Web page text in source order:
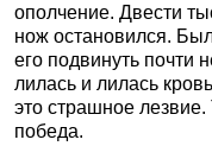
ополчение. Двести
нож остановился.
его подвинуть почти
лилась и лилась
это страшное
победа.